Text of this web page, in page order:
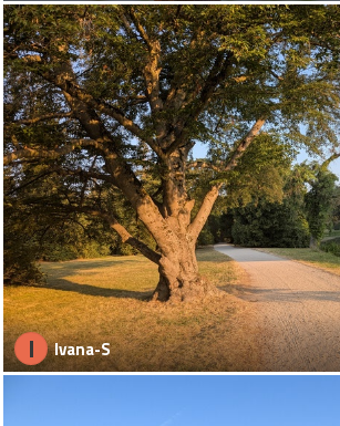
I Ivana-S